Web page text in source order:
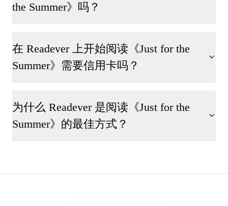
the Summer》吗？
在 Readever 上开始阅读《Just for the
Summer》需要信用卡吗？
为什么 Readever 是阅读《Just for the
Summer》的最佳方式？